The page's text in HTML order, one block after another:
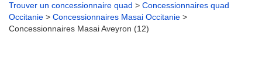
Trouver un concessionnaire quad > Concessionnaires quad
Occitanie > Concessionnaires Masai Occitanie >
Concessionnaires Masai Aveyron (12)